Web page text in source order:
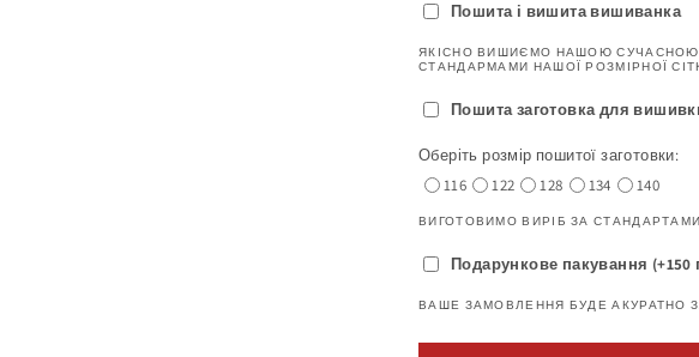
Пошита і вишита вишиванка
ЯКІСНО ВИШИЄМО НАШОЮ
СТАНДАРМАМИ НАШОЇ РОЗМІРНОЇ
Пошита заготовка для
Оберіть розмір пошитої заготовки:
116
122 128 134 140
ВИГОТОВИМО ВИРІБ ЗА
Подарункове пакування (+150
ВАШЕ ЗАМОВЛЕННЯ БУДЕ АКУРАТНО